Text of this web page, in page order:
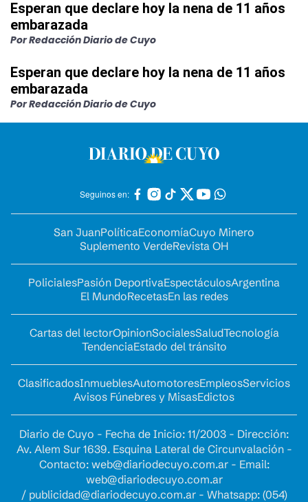
Esperan que declare hoy la nena de 11 años
embarazada
Por Redacción Diario de Cuyo
Esperan que declare hoy la nena de 11 años
embarazada
Por Redacción Diario de Cuyo
Seguinos en:
San JuanPolíticaEconomíaCuyo Minero
Suplemento VerdeRevista OH
PolicialesPasión DeportivaEspectáculosArgentina
El MundoRecetasEn las redes
Cartas del lectorOpinionSocialesSaludTecnología
TendenciaEstado del tránsito
ClasificadosInmueblesAutomotoresEmpleosServicios
Avisos Fúnebres y MisasEdictos
Diario de Cuyo - Fecha de Inicio: 11/2003 - Dirección:
Av. Alem Sur 1639. Esquina Lateral de Circunvalación -
Contacto: web@diariodecuyo.com.ar- Email:
web@diariodecuyo.com.ar
/ publicidad@diariodecuyo.com.ar- Whatsapp: (054)